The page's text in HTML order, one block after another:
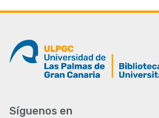
Síguenos en